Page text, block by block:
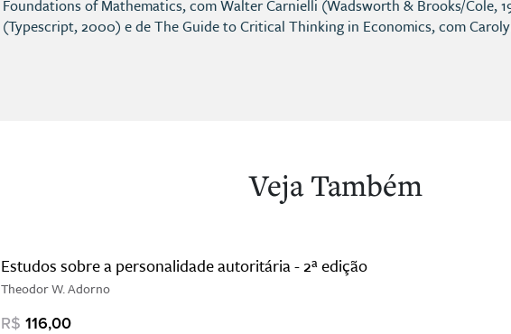
Foundations of Mathematics, com Walter Carnielli (Wadsworth & Brooks/Cole,
(Typescript, 2000) e de The Guide to Critical Thinking in Economics, com
Veja Também
Estudos sobre a personalidade autoritária - 2ª edição
Theodor W. Adorno
R$ 116,00